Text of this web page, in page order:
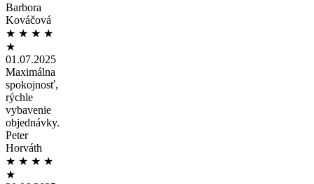
Barbora
Kováčová
★ ★ ★ ★
★
01.07.2025
Maximálna
spokojnosť,
rýchle
vybavenie
objednávky.
Peter
Horváth
★ ★ ★ ★
★